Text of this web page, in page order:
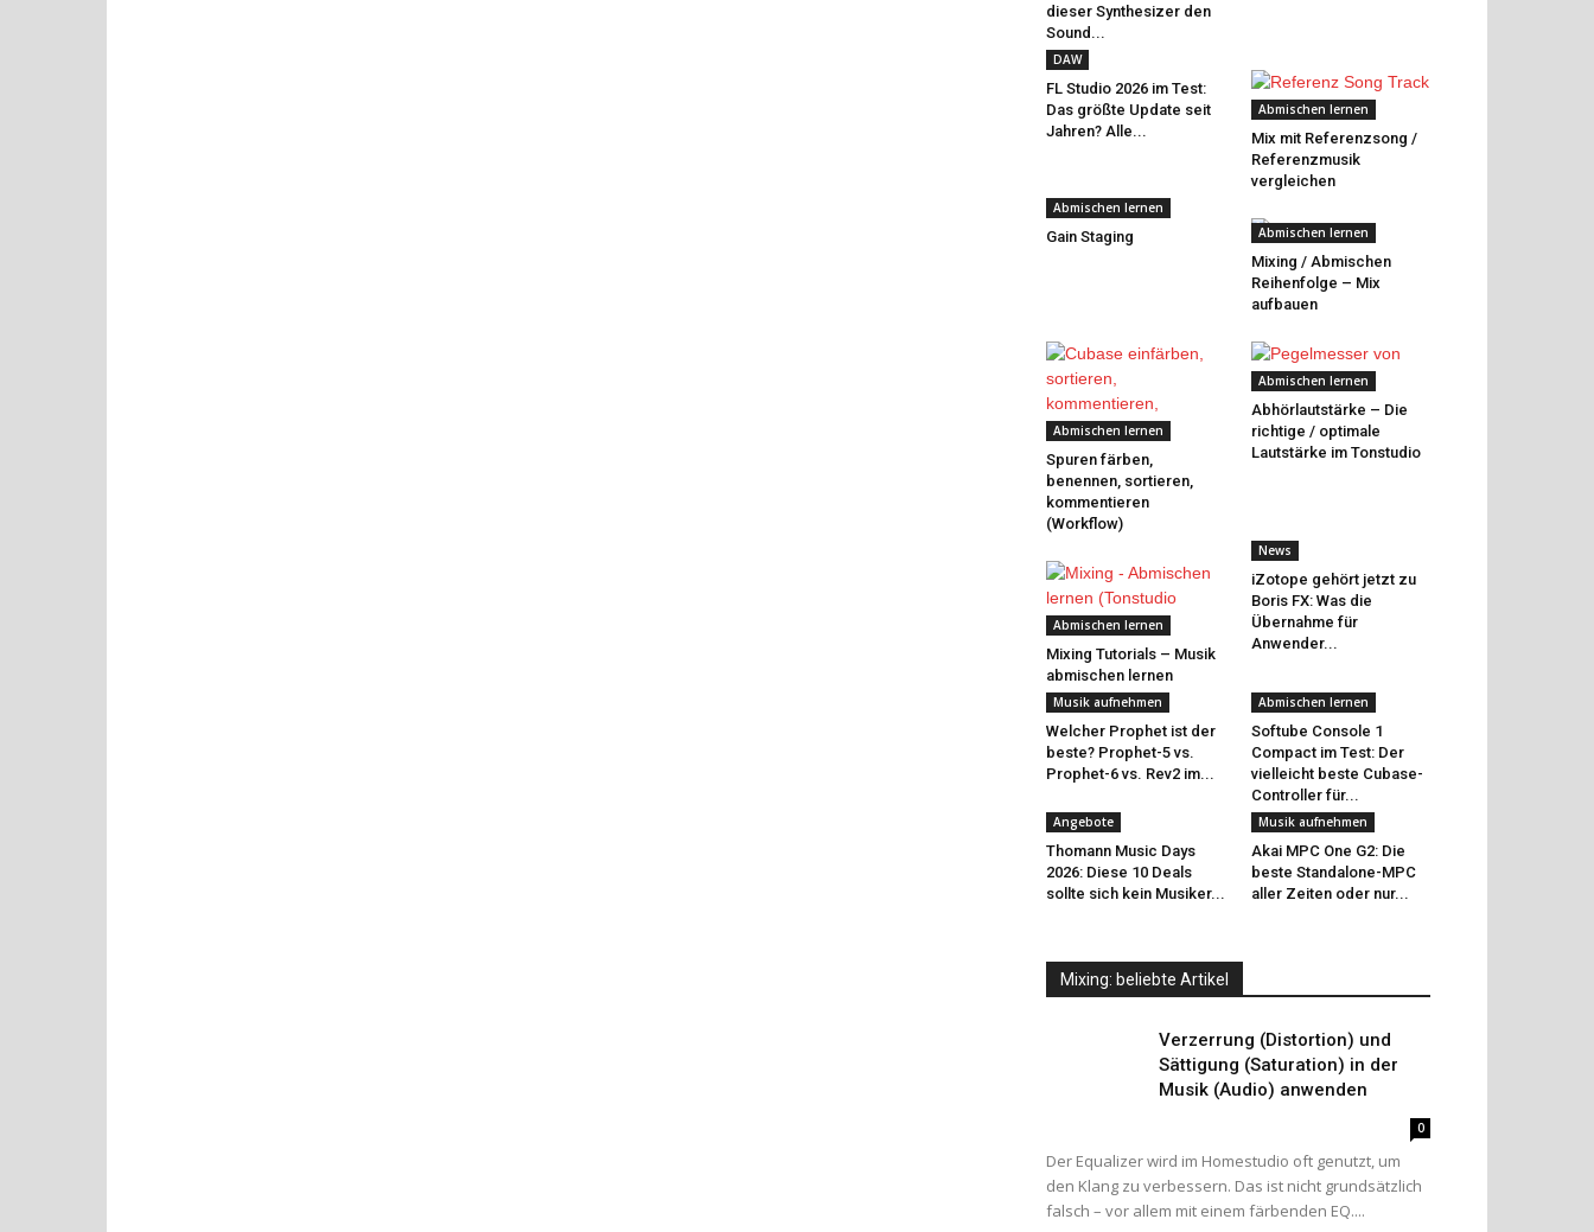
dieser Synthesizer den
Sound...
DAW
FL Studio 2026 im Test:
Das größte Update seit
Jahren? Alle...
Abmischen lernen
Mix mit Referenzsong /
Referenzmusik
vergleichen
Abmischen lernen
Gain Staging Abmischen lernen
Mixing / Abmischen
Reihenfolge – Mix
aufbauen
Abmischen lernen
Spuren färben,
benennen, sortieren,
kommentieren
(Workflow)
Abmischen lernen
Abhörlautstärke – Die
richtige / optimale
Lautstärke im Tonstudio
Abmischen lernen
Mixing Tutorials – Musik
abmischen lernen
News
iZotope gehört jetzt zu
Boris FX: Was die
Übernahme für
Anwender...
Musik aufnehmen
Welcher Prophet ist der
beste? Prophet-5 vs.
Prophet-6 vs. Rev2 im...
Abmischen lernen
Softube Console 1
Compact im Test: Der
vielleicht beste Cubase-
Controller für...
Angebote
Thomann Music Days
2026: Diese 10 Deals
sollte sich kein Musiker...
Musik aufnehmen
Akai MPC One G2: Die
beste Standalone-MPC
aller Zeiten oder nur...
Mixing: beliebte Artikel
Verzerrung (Distortion) und
Sättigung (Saturation) in der
Musik (Audio) anwenden
0
Der Equalizer wird im Homestudio oft genutzt, um
den Klang zu verbessern. Das ist nicht grundsätzlich
falsch – vor allem mit einem färbenden EQ....